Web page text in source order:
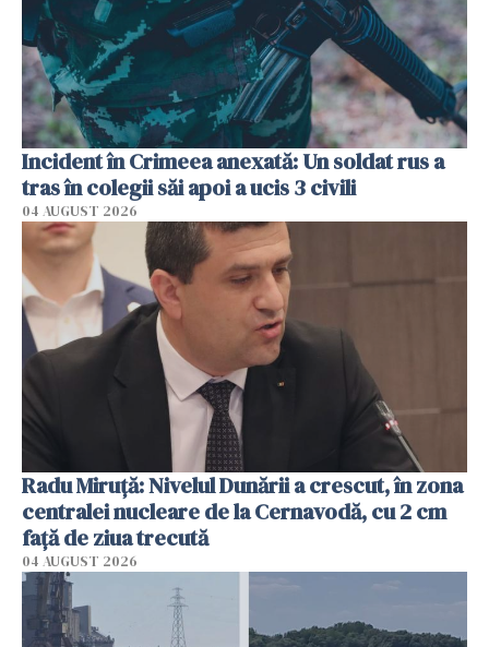
Incident în Crimeea anexată: Un soldat rus a
tras în colegii săi apoi a ucis 3 civili
04 AUGUST 2026
Radu Miruţă: Nivelul Dunării a crescut, în zona
centralei nucleare de la Cernavodă, cu 2 cm
faţă de ziua trecută
04 AUGUST 2026